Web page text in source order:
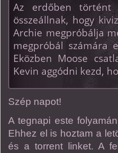
Az erdőben történt
összeállnak, hogy
Archie megpróbálja
megpróbál számára
Eközben Moose
Kevin aggódni kezd,
Szép napot!
A tegnapi este
Ehhez el is hoztam a
és a torrent linket. A